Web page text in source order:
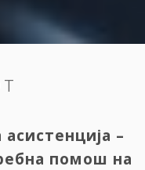
–
помош на